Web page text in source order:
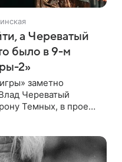
а Череватый
было в 9-м
2»
заметно
Череватый
Темных, в проект